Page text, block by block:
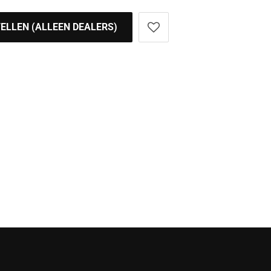
(ALLEEN DEALERS)